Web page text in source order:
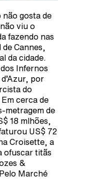
não gosta de
viu o
fazendo nas
Cannes,
da cidade.
Infernos
por
do
Em cerca de
metragem de
18 mlhões,
US$ 72
Croisette, a
ofuscar titãs
&
Marché